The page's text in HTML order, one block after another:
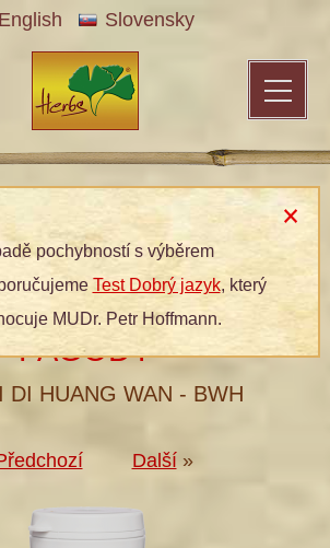
English Slovensky
Dle kategorií
SVĚŽEST PODVEČERNÍ PAGODY
PODVEČERNÍ
PAGODY
DI HUANG WAN - BWH
Další»
pochybností s výběrem
Test Dobrý jazyk, který
MUDr. Petr Hoffmann.